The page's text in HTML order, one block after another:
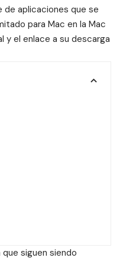
de aplicaciones que se
para Mac en la Mac
y el enlace a su descarga
siguen siendo